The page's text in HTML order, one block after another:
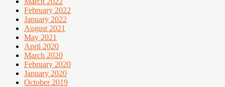
February 2022
January 2022
August 2021
May 2021
April 2020
March 2020
February 2020
January 2020
October 2019